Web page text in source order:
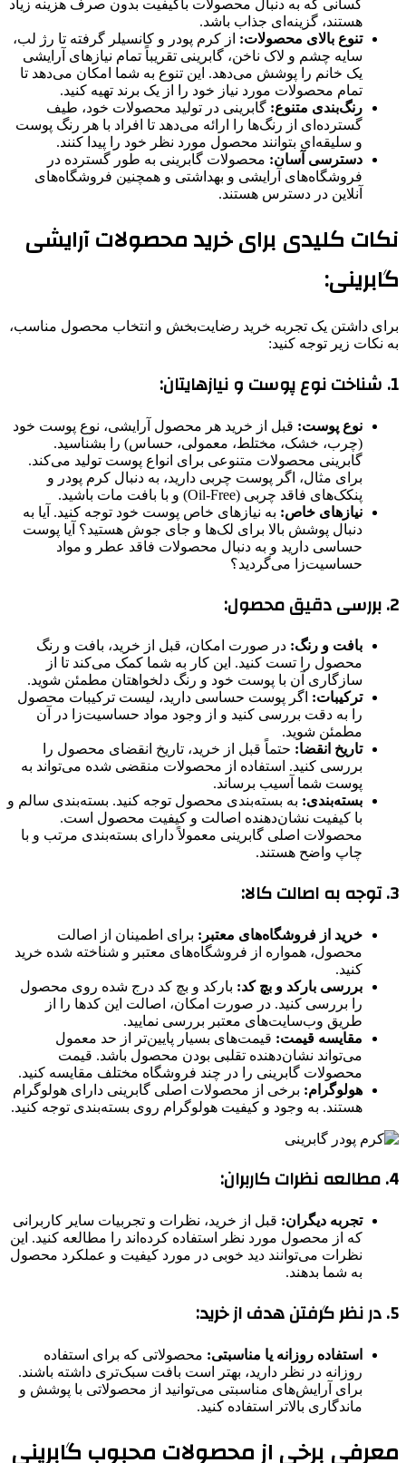
کسانی که به دنبال محصولات باکیفیت بدون صرف هزینه زیاد
هستند، گزینه‌ای جذاب باشد.
تنوع بالای محصولات: از کرم پودر و کانسیلر گرفته تا رژ لب،
سایه چشم و لاک ناخن، گابرینی تقریباً تمام نیازهای آرایشی
یک خانم را پوشش می‌دهد. این تنوع به شما امکان می‌دهد تا
تمام محصولات مورد نیاز خود را از یک برند تهیه کنید.
رنگ‌بندی متنوع: گابرینی در تولید محصولات خود، طیف
گسترده‌ای از رنگ‌ها را ارائه می‌دهد تا افراد با هر رنگ پوست
و سلیقه‌ای بتوانند محصول مورد نظر خود را پیدا کنند.
دسترسی آسان: محصولات گابرینی به طور گسترده در
فروشگاه‌های آرایشی و بهداشتی و همچنین فروشگاه‌های
آنلاین در دسترس هستند.
نکات کلیدی برای خرید محصولات آرایشی
گابرینی:
برای داشتن یک تجربه خرید رضایت‌بخش و انتخاب محصول مناسب،
به نکات زیر توجه کنید:
1. شناخت نوع پوست و نیازهایتان:
نوع پوست: قبل از خرید هر محصول آرایشی، نوع پوست خود
(چرب، خشک، مختلط، معمولی، حساس) را بشناسید.
گابرینی محصولات متنوعی برای انواع پوست تولید می‌کند.
برای مثال، اگر پوست چربی دارید، به دنبال کرم پودر و
پنکک‌های فاقد چربی (Oil-Free) و با بافت مات باشید.
نیازهای خاص: به نیازهای خاص پوست خود توجه کنید. آیا به
دنبال پوشش بالا برای لک‌ها و جای جوش هستید؟ آیا پوست
حساسی دارید و به دنبال محصولات فاقد عطر و مواد
حساسیت‌زا می‌گردید؟
2. بررسی دقیق محصول:
بافت و رنگ: در صورت امکان، قبل از خرید، بافت و رنگ
محصول را تست کنید. این کار به شما کمک می‌کند تا از
سازگاری آن با پوست خود و رنگ دلخواهتان مطمئن شوید.
ترکیبات: اگر پوست حساسی دارید، لیست ترکیبات محصول
را به دقت بررسی کنید و از وجود مواد حساسیت‌زا در آن
مطمئن شوید.
تاریخ انقضا: حتماً قبل از خرید، تاریخ انقضای محصول را
بررسی کنید. استفاده از محصولات منقضی شده می‌تواند به
پوست شما آسیب برساند.
بسته‌بندی: به بسته‌بندی محصول توجه کنید. بسته‌بندی سالم و
با کیفیت نشان‌دهنده اصالت و کیفیت محصول است.
محصولات اصلی گابرینی معمولاً دارای بسته‌بندی مرتب و با
چاپ واضح هستند.
3. توجه به اصالت کالا:
خرید از فروشگاه‌های معتبر: برای اطمینان از اصالت
محصول، همواره از فروشگاه‌های معتبر و شناخته شده خرید
کنید.
بررسی بارکد و بچ کد: بارکد و بچ کد درج شده روی محصول
را بررسی کنید. در صورت امکان، اصالت این کدها را از
طریق وب‌سایت‌های معتبر بررسی نمایید.
مقایسه قیمت: قیمت‌های بسیار پایین‌تر از حد معمول
می‌تواند نشان‌دهنده تقلبی بودن محصول باشد. قیمت
محصولات گابرینی را در چند فروشگاه مختلف مقایسه کنید.
هولوگرام: برخی از محصولات اصلی گابرینی دارای هولوگرام
هستند. به وجود و کیفیت هولوگرام روی بسته‌بندی توجه کنید.
4. مطالعه نظرات کاربران:
تجربه دیگران: قبل از خرید، نظرات و تجربیات سایر کاربرانی
که از محصول مورد نظر استفاده کرده‌اند را مطالعه کنید. این
نظرات می‌توانند دید خوبی در مورد کیفیت و عملکرد محصول
به شما بدهند.
5. در نظر گرفتن هدف از خرید:
استفاده روزانه یا مناسبتی: محصولاتی که برای استفاده
روزانه در نظر دارید، بهتر است بافت سبک‌تری داشته باشند.
برای آرایش‌های مناسبتی می‌توانید از محصولاتی با پوشش و
ماندگاری بالاتر استفاده کنید.
معرفی برخی از محصولات محبوب گابرینی